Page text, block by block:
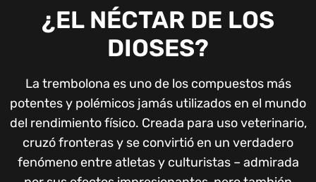
¿EL NÉCTAR DE LOS
DIOSES?
La trembolona es uno de los compuestos más
potentes y polémicos jamás utilizados en el mundo
del rendimiento físico. Creada para uso veterinario,
cruzó fronteras y se convirtió en un verdadero
fenómeno entre atletas y culturistas – admirada